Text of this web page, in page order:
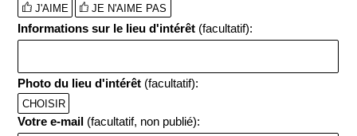
J'AIME JE N'AIME PAS
Informations sur le lieu d'intérêt (facultatif):
Photo du lieu d'intérêt (facultatif):
CHOISIR
Votre e-mail (facultatif, non publié):